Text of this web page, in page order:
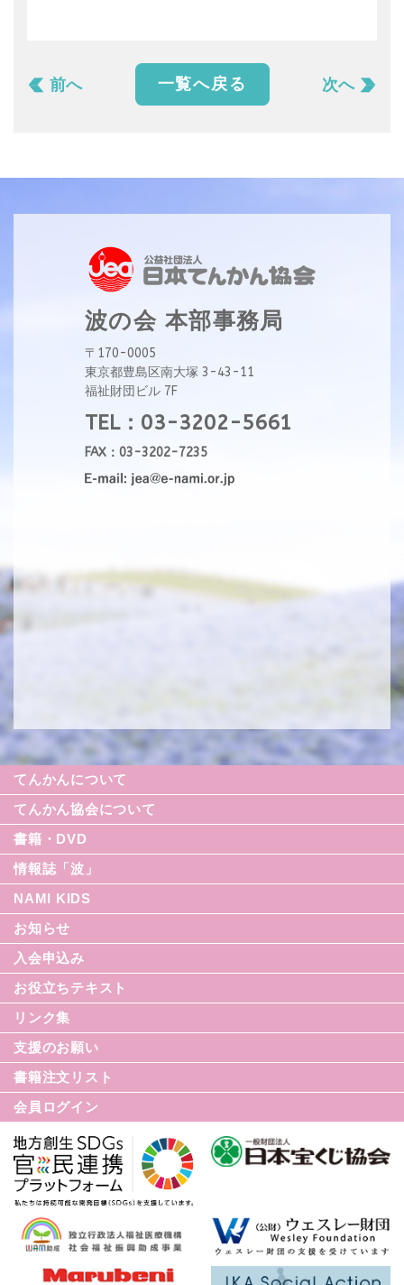
前へ 一覧へ戻る 次へ
波の会 本部事務局
〒170-0005
東京都豊島区南大塚 3-43-11
福祉財団ビル 7F
TEL：03-3202-5661
FAX：03-3202-7235
てんかんについて
てんかん協会について
てんかん月間
てんかん基礎講座
世界てんかんの日
書籍・DVD
シリーズ援助の実際
てんかん入門シリーズ
なみセレクション
てんかんのDVD
情報誌「波」
NAMI KIDS
お知らせ
入会申込み
お役立ちテキスト
リンク集
支援のお願い
書籍注文リスト
会員ログイン